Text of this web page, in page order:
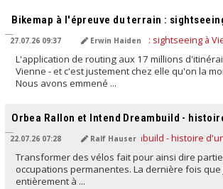
Bikemap à l'épreuve du terrain :
27.07.26 09:37 Erwin Haiden
L'application de routing aux 17 millions
Vienne - et c'est justement chez elle qu'on la
Nous avons emmené ...
Orbea Rallon et Intend Dreambuild -
22.07.26 07:28 Ralf Hauser
Transformer des vélos fait pour ainsi dire
occupations permanentes. La dernière fois
entièrement à ...